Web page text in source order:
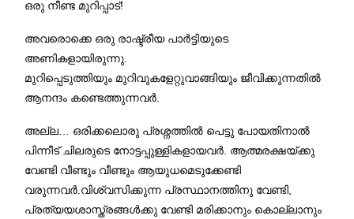
ഒരു നീണ്ട മുറിപ്പാട്!
അവരൊക്കെ ഒരു രാഷ്ട്രീയ പാർട്ടിയുടെ
അണികളായിരുന്നു.
മുറിപ്പെടുത്തിയും മുറിവുകളേറ്റുവാങ്ങിയും ജീവിക്കുന്നതിൽ
ആനന്ദം കണ്ടെത്തുന്നവർ.
അല്ല… ഒരിക്കലൊരു പ്രശ്നത്തിൽ പെട്ടു പോയതിനാൽ
പിന്നീട് ചിലരുടെ നോട്ടപ്പുള്ളികളായവർ. ആത്മരക്ഷയ്ക്കു
വേണ്ടി വീണ്ടും വീണ്ടും ആയുധമെടുക്കേണ്ടി
വരുന്നവർ.വിശ്വസിക്കുന്ന പ്രസ്ഥാനത്തിനു വേണ്ടി,
പ്രത്യയശാസ്ത്രങ്ങൾക്കു വേണ്ടി മരിക്കാനും കൊല്ലാനും